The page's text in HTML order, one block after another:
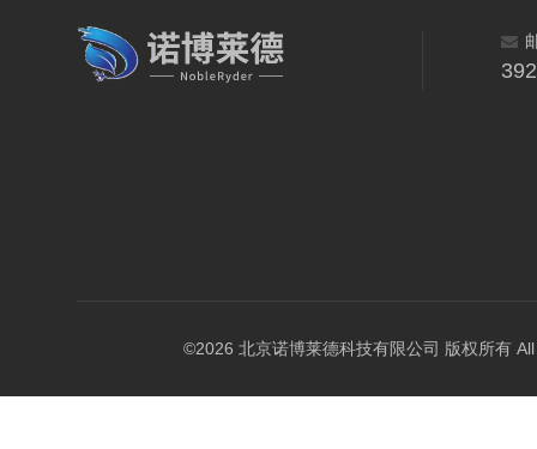
©2026 北京诺博莱德科技有限公司 版权所有